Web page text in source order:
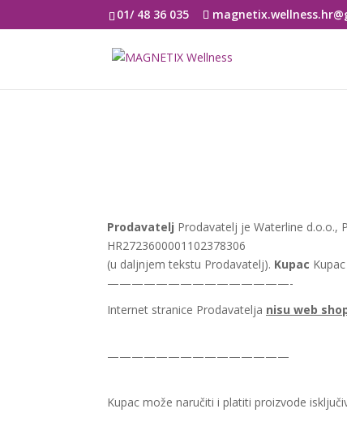
01/ 48 36 035
Prodavatelj Prodavatelj je Waterline d.o.o.,
HR2723600001102378306
(u daljnjem tekstu Prodavatelj). Kupac
———————————————-
Internet stranice Prodavatelja nisu web
———————————————
Kupac može naručiti i platiti proizvode